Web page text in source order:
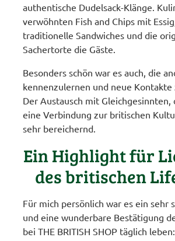
authentische Dudelsack-Klänge.
verwöhnten Fish and Chips mit
traditionelle Sandwiches und die
Sachertorte die Gäste.
Besonders schön war es auch, die
kennenzulernen und neue Kontakte
Der Austausch mit Gleichgesinnten,
eine Verbindung zur britischen
sehr bereichernd.
Ein Highlight für
des britischen
Für mich persönlich war es ein sehr
und eine wunderbare Bestätigung
bei THE BRITISH SHOP täglich